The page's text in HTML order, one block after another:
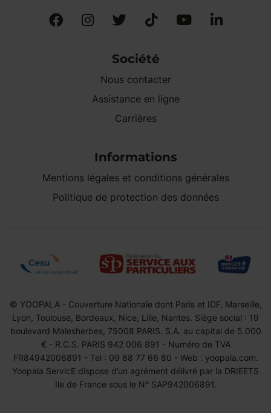
Société
Nous contacter
Assistance en ligne
Carrières
Informations
Mentions légales et conditions générales
Politique de protection des données
© YOOPALA - Couverture Nationale dont Paris et IDF, Marseille,
Lyon, Toulouse, Bordeaux, Nice, Lille, Nantes. Siège social : 19
boulevard Malesherbes, 75008 PARIS. S.A. au capital de 5.000
€ - R.C.S. PARIS 942 006 891 - Numéro de TVA
FR84942006891 - Tel : 09 88 77 66 80 - Web : yoopala.com.
Yoopala ServicE dispose d’un agrément délivré par la DRIEETS
Ile de France sous le N° SAP942006891.